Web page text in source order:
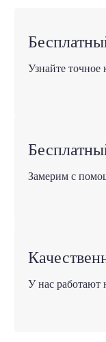
Узнайте точное
Замерим с
У нас работают